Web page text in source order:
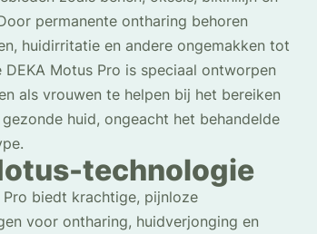
permanente ontharing behoren
huidirritatie en andere ongemakken tot
DEKA Motus Pro is speciaal ontworpen
als vrouwen te helpen bij het bereiken
huid, ongeacht het behandelde
technologie
Pro biedt krachtige, pijnloze
voor ontharing, huidverjonging en